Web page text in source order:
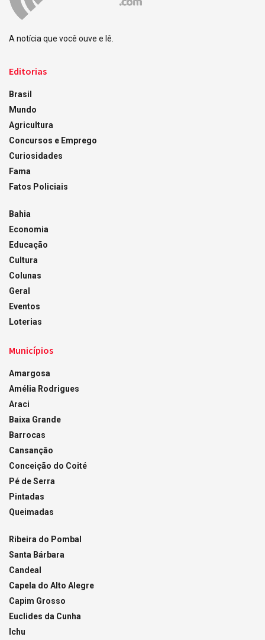
A notícia que você ouve e lê.
Editorias
Brasil
Mundo
Agricultura
Concursos e Emprego
Curiosidades
Fama
Fatos Policiais
Bahia
Economia
Educação
Cultura
Colunas
Geral
Eventos
Loterias
Municípios
Amargosa
Amélia Rodrigues
Araci
Baixa Grande
Barrocas
Cansanção
Conceição do Coité
Pé de Serra
Pintadas
Queimadas
Ribeira do Pombal
Santa Bárbara
Candeal
Capela do Alto Alegre
Capim Grosso
Euclides da Cunha
Ichu